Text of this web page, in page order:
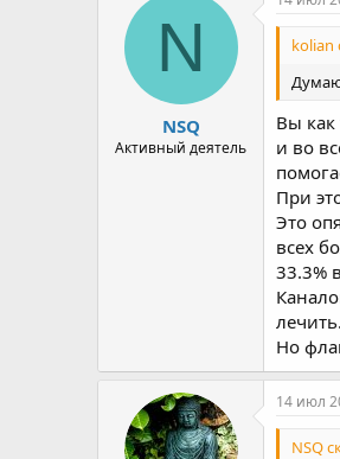
N
NSQ
Активный деятель
kolian
Вы как
и во
При
Это
всех
33.3%
лечить.
Но
14 июл
NSQ